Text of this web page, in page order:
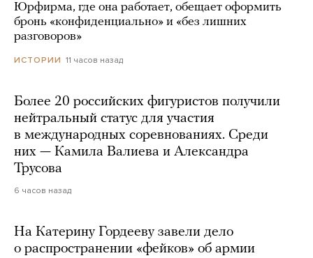
Юрфирма, где она работает, обещает оформить
бронь «конфиденциально» и «без лишних
разговоров»
ИСТОРИИ 11 часов назад
Более 20 российских фигуристов получили
нейтральный статус для участия
в международных соревнованиях. Среди
них — Камила Валиева и Александра
Трусова
6 часов назад
На Катерину Гордееву завели дело
о распространении «фейков» об армии